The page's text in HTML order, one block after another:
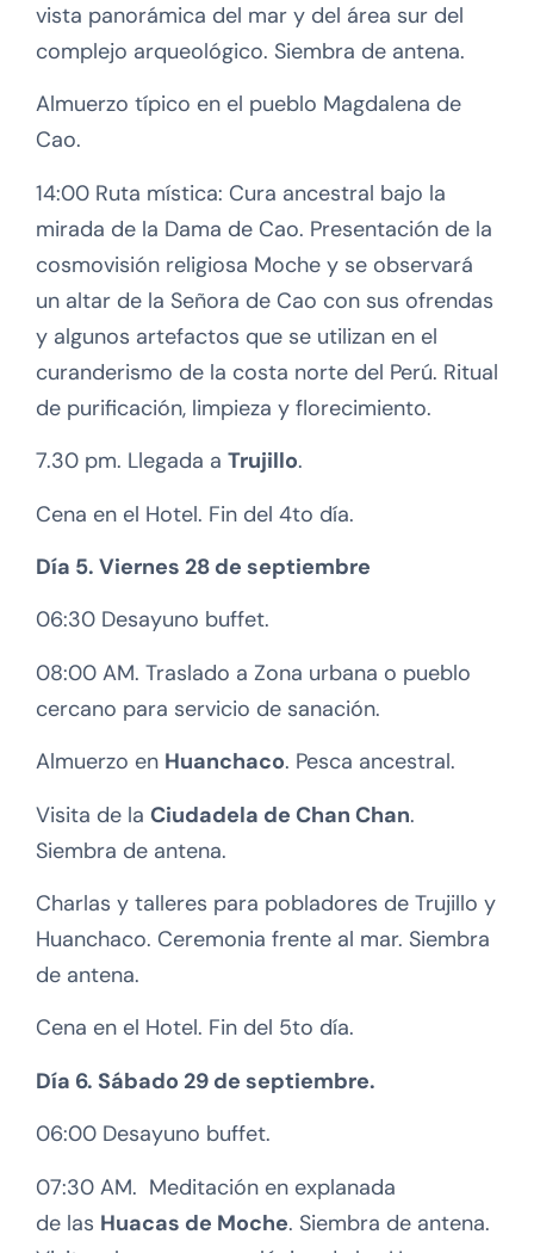
vista panorámica del mar y del área sur del
complejo arqueológico. Siembra de antena.
Almuerzo típico en el pueblo Magdalena de
Cao.
14:00 Ruta mística: Cura ancestral bajo la
mirada de la Dama de Cao. Presentación de la
cosmovisión religiosa Moche y se observará
un altar de la Señora de Cao con sus ofrendas
y algunos artefactos que se utilizan en el
curanderismo de la costa norte del Perú. Ritual
de purificación, limpieza y florecimiento.
7.30 pm. Llegada a Trujillo.
Cena en el Hotel. Fin del 4to día.
Día 5. Viernes 28 de septiembre
06:30 Desayuno buffet.
08:00 AM. Traslado a Zona urbana o pueblo
cercano para servicio de sanación.
Almuerzo en Huanchaco. Pesca ancestral.
Visita de la Ciudadela de Chan Chan.
Siembra de antena.
Charlas y talleres para pobladores de Trujillo y
Huanchaco. Ceremonia frente al mar. Siembra
de antena.
Cena en el Hotel. Fin del 5to día.
Día 6. Sábado 29 de septiembre.
06:00 Desayuno buffet.
07:30 AM. Meditación en explanada
de las Huacas de Moche. Siembra de antena.